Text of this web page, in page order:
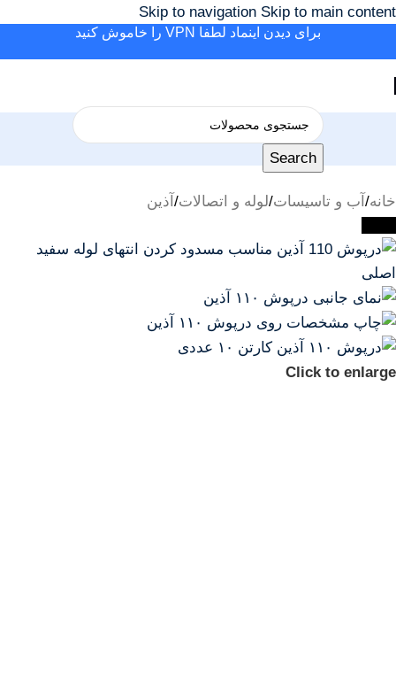
Skip to navigation Skip to main content
برای دیدن اینماد لطفا VPN را خاموش کنید
Search
خانه/ آب و تاسیسات/لوله و اتصالات/ آذین
Click to enlarge